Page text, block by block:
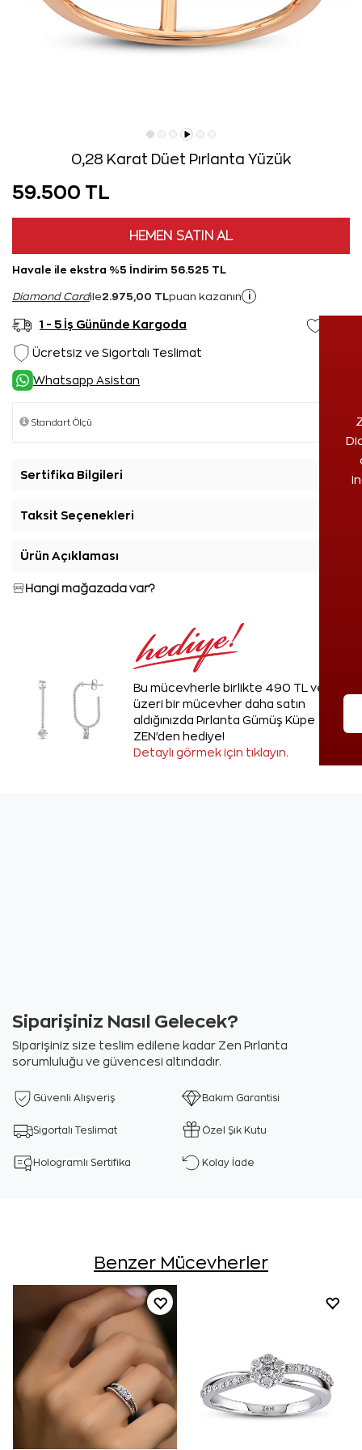
0,28 Karat Düet Pırlanta Yüzük
59.500 TL
HEMEN SATIN AL
Havale ile ekstra %5 İndirim 56.525 TL
Diamond Cardile2.975,00 TL puan kazanın i
1 - 5 İş Gününde Kargoda
Ücretsiz ve Sigortalı Teslimat
Whatsapp Asistan
Sertifika Bilgileri
Taksit Seçenekleri
Ürün Açıklaması
Hangi mağazada var?
Bu mücevherle birlikte 490 TL ve
üzeri bir mücevher daha satın
aldığınızda Pırlanta Gümüş Küpe
ZEN'den hediye!
Detaylı görmek için tıklayın.
Siparişiniz Nasıl Gelecek?
Siparişiniz size teslim edilene kadar Zen Pırlanta
sorumluluğu ve güvencesi altındadır.
Güvenli Alışveriş Bakım Garantisi
Sigortalı Teslimat Özel Şık Kutu
Hologramlı Sertifika Kolay İade
Benzer Mücevherler